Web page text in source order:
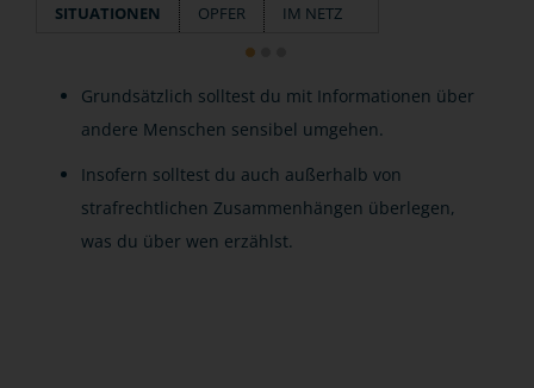
SITUATIONEN OPFER IM NETZ
Grundsätzlich solltest du mit Informationen über
andere Menschen sensibel umgehen.
Insofern solltest du auch außerhalb von
strafrechtlichen Zusammenhängen überlegen,
was du über wen erzählst.